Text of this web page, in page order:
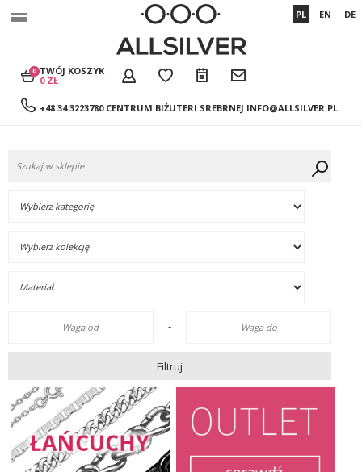
+48 34 3223780 CENTRUM BIŻUTERI SREBRNEJ INFO@ALLSILVER.PL
TWÓJ KOSZYK
0 ZŁ
0
PL EN DE
-
Filtruj